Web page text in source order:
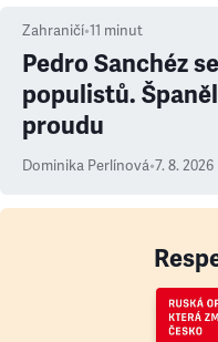
Zahraničí•11 minut
Pedro Sanchéz
populistů.
proudu
Dominika Perlínová•7. 8. 2026